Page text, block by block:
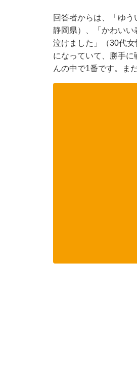
回答者からは、「ゆ
静岡県）、「かわいい
泣けました」（30代
になっていて、勝手
んの中で1番です。ま